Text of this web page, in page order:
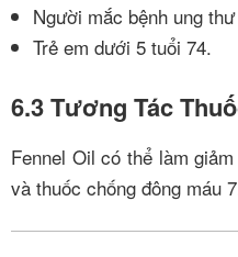
Người mắc bệnh ung
Trẻ em dưới 5 tuổi 74.
6.3 Tương Tác
Fennel Oil có thể làm
và thuốc chống đông máu 7